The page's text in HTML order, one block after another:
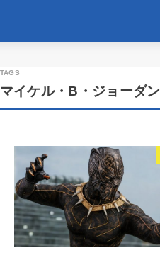
マイケル・B・ジョーダン